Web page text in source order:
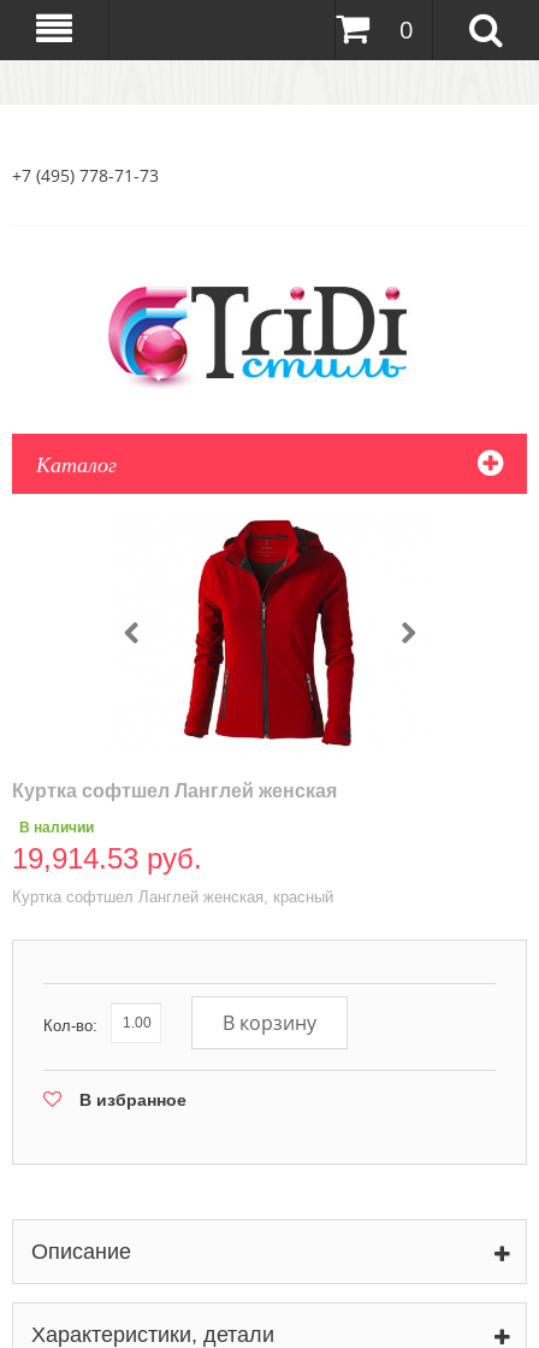
0
+7 (495) 778-71-73
Каталог
Куртка софтшел Ланглей женская
В наличии
19,914.53 руб.
Куртка софтшел Ланглей женская, красный
Кол-во: В корзину
В избранное
Описание
Характеристики, детали